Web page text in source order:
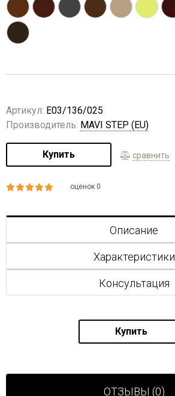
Артикул: E03/136/025
Производитель: MAVI STEP (EU)
Купить сравнить
оценок 0
Описание
Характеристики
Консультация
Купить
ОТЗЫВЫ (0)